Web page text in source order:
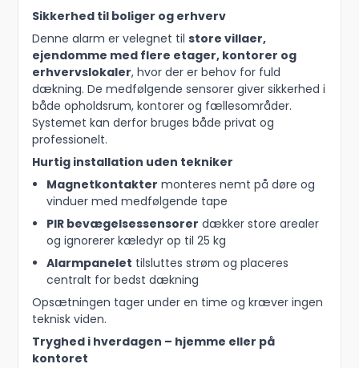
Sikkerhed til boliger og erhverv
Denne alarm er velegnet tilstore villaer,
ejendomme med flere etager, kontorer og
erhvervslokaler, hvor der er behov for fuld
dækning. De medfølgende sensorer giver sikkerhed i
både opholdsrum, kontorer og fællesområder.
Systemet kan derfor bruges både privat og
professionelt.
Hurtig installation uden tekniker
Magnetkontakter monteres nemt på døre og
vinduer med medfølgende tape
PIR bevægelsessensorer dækker store arealer
og ignorerer kæledyr op til 25 kg
Alarmpanelet tilsluttes strøm og placeres
centralt for bedst dækning
Opsætningen tager under en time og kræver ingen
teknisk viden.
Tryghed i hverdagen – hjemme eller på
kontoret